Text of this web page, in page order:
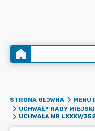
STRONA GŁÓWNA MENU
UCHWAŁY RADY